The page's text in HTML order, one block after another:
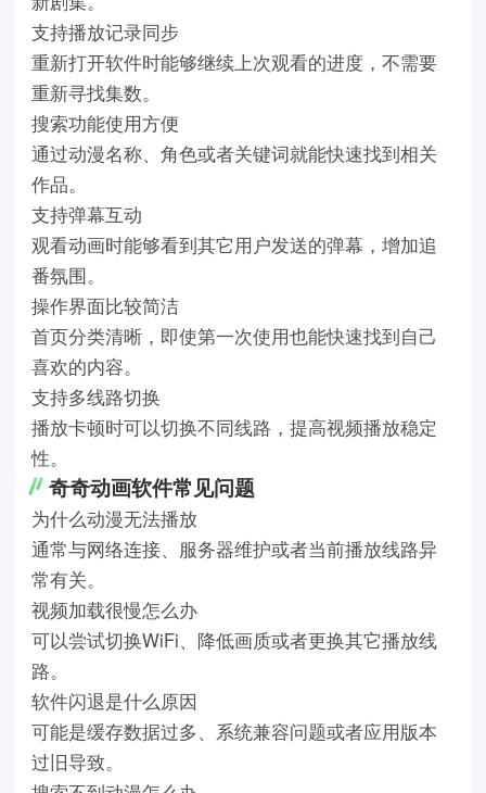
支持播放记录同步
重新打开软件时能够继续上次观看的进度，不需要
重新寻找集数。
搜索功能使用方便
通过动漫名称、角色或者关键词就能快速找到相关
作品。
支持弹幕互动
观看动画时能够看到其它用户发送的弹幕，增加追
番氛围。
操作界面比较简洁
首页分类清晰，即使第一次使用也能快速找到自己
喜欢的内容。
支持多线路切换
播放卡顿时可以切换不同线路，提高视频播放稳定
性。
奇奇动画软件常见问题
为什么动漫无法播放
通常与网络连接、服务器维护或者当前播放线路异
常有关。
视频加载很慢怎么办
可以尝试切换WiFi、降低画质或者更换其它播放线
路。
软件闪退是什么原因
可能是缓存数据过多、系统兼容问题或者应用版本
过旧导致。